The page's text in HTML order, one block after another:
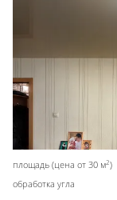
площадь (цена от 30 м2)
обработка угла